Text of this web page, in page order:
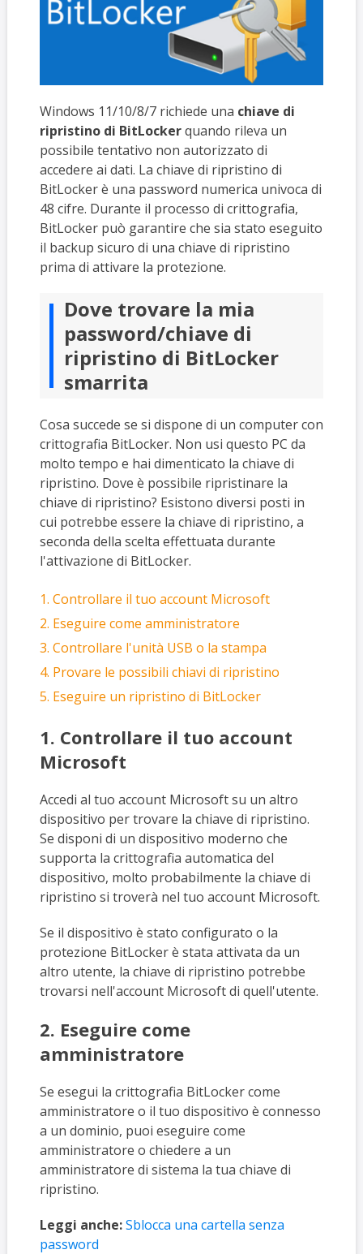
Windows 11/10/8/7 richiede una chiave di
ripristino di BitLockerquando rileva un
possibile tentativo non autorizzato di
accedere ai dati. La chiave di ripristino di
BitLocker è una password numerica univoca di
48 cifre. Durante il processo di crittografia,
BitLocker può garantire che sia stato eseguito
il backup sicuro di una chiave di ripristino
prima di attivare la protezione.
Dove trovare la mia
password/chiave di
ripristino di BitLocker
smarrita
Cosa succede se si dispone di un computer con
crittografia BitLocker. Non usi questo PC da
molto tempo e hai dimenticato la chiave di
ripristino. Dove è possibile ripristinare la
chiave di ripristino? Esistono diversi posti in
cui potrebbe essere la chiave di ripristino, a
seconda della scelta effettuata durante
l'attivazione di BitLocker.
1. Controllare il tuo account Microsoft
2. Eseguire come amministratore
3. Controllare l'unità USB o la stampa
4. Provare le possibili chiavi di ripristino
5. Eseguire un ripristino di BitLocker
1. Controllare il tuo account
Microsoft
Accedi al tuo account Microsoft su un altro
dispositivo per trovare la chiave di ripristino.
Se disponi di un dispositivo moderno che
supporta la crittografia automatica del
dispositivo, molto probabilmente la chiave di
ripristino si troverà nel tuo account Microsoft.
Se il dispositivo è stato configurato o la
protezione BitLocker è stata attivata da un
altro utente, la chiave di ripristino potrebbe
trovarsi nell'account Microsoft di quell'utente.
2. Eseguire come
amministratore
Se esegui la crittografia BitLocker come
amministratore o il tuo dispositivo è connesso
a un dominio, puoi eseguire come
amministratore o chiedere a un
amministratore di sistema la tua chiave di
ripristino.
Leggi anche:Sblocca una cartella senza
password